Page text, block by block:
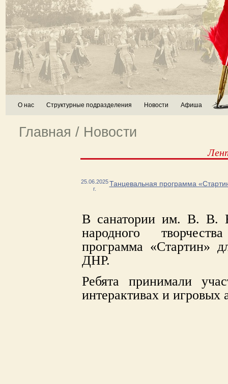
О нас Структурные подразделения Новости Афиша
Главная / Новости
25.06.2025
г.
Танцевальная программа
В санатории им. В. В.
народного
программа «Стартин»
ДНР.
Ребята принимали
интерактивах и игровых